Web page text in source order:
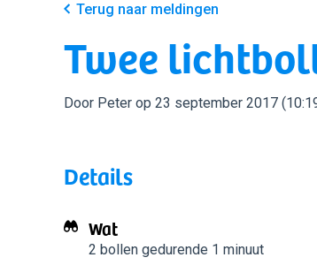
Terug naar meldingen
Twee
Door Peter op 23 september 2017
Details
Wat
2 bollen gedurende 1 minuut